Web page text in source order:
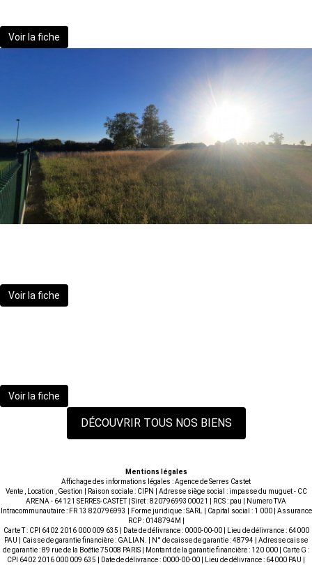
Voir la fiche
Voir la fiche
Voir la fiche
DÉCOUVRIR TOUS NOS BIENS
Mentions légales
Affichage des informations légales : Agence de Serres Castet
Vente , Location , Gestion | Raison sociale : CIPN | Adresse siège social : impasse du muguet - CC
ARENA - 64121 SERRES-CASTET | Siret : 82079699300021 | RCS : pau | Numero TVA
Intracommunautaire : FR 13 820796993 | Forme juridique : SARL | Capital social : 1 000 | Assurance
RCP : 0148794M |
Carte T : CPI 6402 2016 000 009 635 | Date de délivrance : 0000-00-00 | Lieu de délivrance : 64000
PAU | Caisse de garantie financière : GALIAN. | N° de caisse de garantie : 48794 | Adresse caisse
de garantie : 89 rue de la Boétie 75008 PARIS | Montant de la garantie financière : 120 000 | Carte G :
CPI 6402 2016 000 009 635 | Date de délivrance : 0000-00-00 | Lieu de délivrance : 64000 PAU |